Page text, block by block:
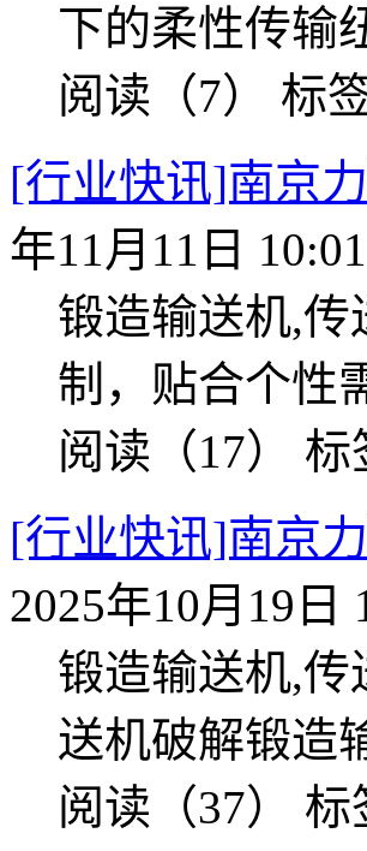
下的柔性传输
阅读（7） 标
[行业快讯]南京
年11月11日 10:01
锻造输送机,传
制，贴合个性
阅读（17） 标
[行业快讯]南京
2025年10月19日
锻造输送机,传
送机破解锻造
阅读（37） 标